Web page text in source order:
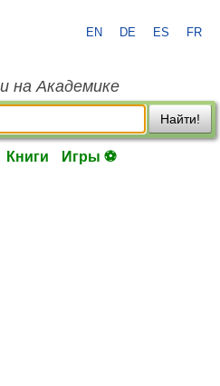
EN DE ES FR
на Академике
Найти!
Книги Игры ⚽